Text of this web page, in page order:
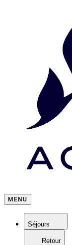
MENU
Séjours
Retour